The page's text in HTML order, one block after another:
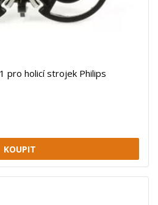
pro holicí strojek Philips